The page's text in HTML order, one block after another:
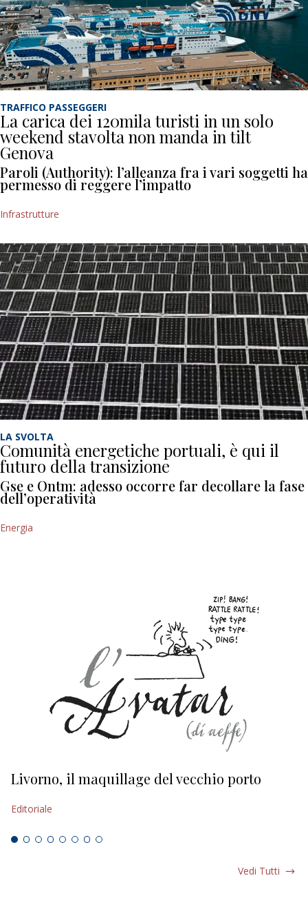
TRAFFICO PASSEGGERI
La carica dei 120mila turisti in un solo
weekend stavolta non manda in tilt
Genova
Paroli (Authority): l’alleanza fra i vari soggetti ha
permesso di reggere l’impatto
Infrastrutture
LA SVOLTA
Comunità energetiche portuali, è qui il
futuro della transizione
Gse e Ontm: adesso occorre far decollare la fase
dell’operatività
Energia
Livorno, il maquillage del vecchio porto
Editoriale
Vedi Tutti